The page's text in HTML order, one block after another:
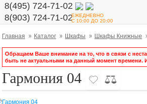
8(495) 724-71-02
8(903) 724-71-02ЕЖЕДНЕВНО
С 10:00 ДО 20:00
Главная Каталог Шкафы Шкафы Книжные
Обращаем Ваше внимание на то, что в связи с
быть не актуальными на данный момент
Гармония 04